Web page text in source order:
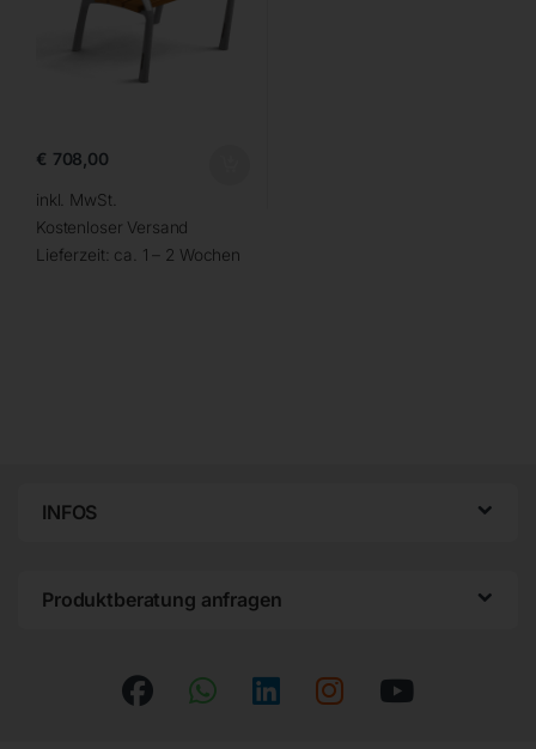
€ 708,00
inkl. MwSt.
Kostenloser Versand
Lieferzeit: ca. 1 – 2 Wochen
INFOS
Produktberatung anfragen